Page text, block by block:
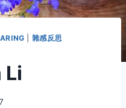
雜感反思
Li